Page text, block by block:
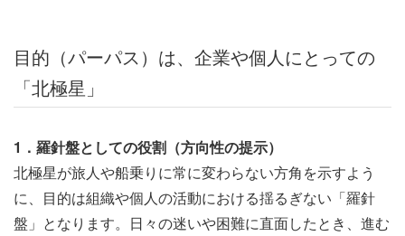
目的（パーパス）は、企業や個人にとっての
「北極星」
1．羅針盤としての役割（方向性の提示）
北極星が旅人や船乗りに常に変わらない方角を示すよう
に、目的は組織や個人の活動における揺るぎない「羅針
盤」となります。日々の迷いや困難に直面したとき、進む